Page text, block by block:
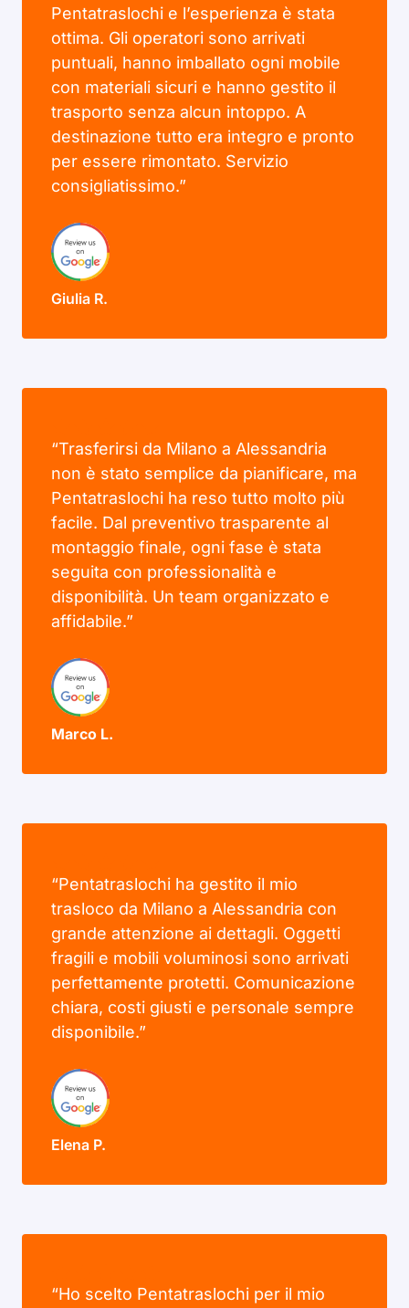
Pentatraslochi e l’esperienza è stata
ottima. Gli operatori sono arrivati
puntuali, hanno imballato ogni mobile
con materiali sicuri e hanno gestito il
trasporto senza alcun intoppo. A
destinazione tutto era integro e pronto
per essere rimontato. Servizio
consigliatissimo.”
Giulia R.
“Trasferirsi da Milano a Alessandria
non è stato semplice da pianificare, ma
Pentatraslochi ha reso tutto molto più
facile. Dal preventivo trasparente al
montaggio finale, ogni fase è stata
seguita con professionalità e
disponibilità. Un team organizzato e
affidabile.”
Marco L.
“Pentatraslochi ha gestito il mio
trasloco da Milano a Alessandria con
grande attenzione ai dettagli. Oggetti
fragili e mobili voluminosi sono arrivati
perfettamente protetti. Comunicazione
chiara, costi giusti e personale sempre
disponibile.”
Elena P.
“Ho scelto Pentatraslochi per il mio